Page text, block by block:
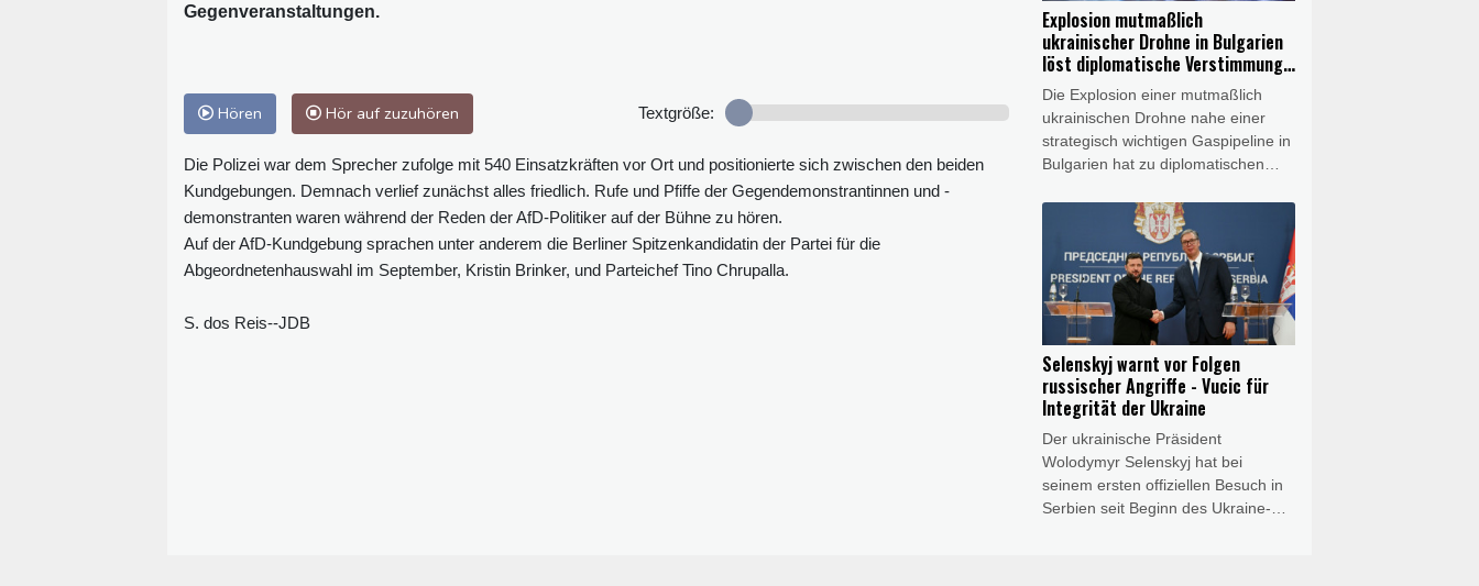
Gegenveranstaltungen.
Hören Hör auf zuzuhören Textgröße:
Die Polizei war dem Sprecher zufolge mit 540 Einsatzkräften vor Ort und positionierte sich zwischen den beiden
Kundgebungen. Demnach verlief zunächst alles friedlich. Rufe und Pfiffe der Gegendemonstrantinnen und -
demonstranten waren während der Reden der AfD-Politiker auf der Bühne zu hören.
Auf der AfD-Kundgebung sprachen unter anderem die Berliner Spitzenkandidatin der Partei für die
Abgeordnetenhauswahl im September, Kristin Brinker, und Parteichef Tino Chrupalla.
S. dos Reis--JDB
Explosion mutmaßlich
ukrainischer Drohne in Bulgarien
löst diplomatische Verstimmung
aus
Die Explosion einer mutmaßlich
ukrainischen Drohne nahe einer
strategisch wichtigen Gaspipeline in
Bulgarien hat zu diplomatischen
Kiew geführt. Nach einer ersten
Untersuchung der Trümmer erklärte
das bulgarische
Verteidigungsministerium am
Samstag, es handle sich um einen
Drohnentyp, der von den
ukrainischen Streitkräften "häufig
verwendet" werde. Außenministerin
Welislawa Petrowa bestellte
daraufhin die ukrainische
Botschafterin für Montag ein. Kiew
bestritt, vorsätzlich ein Fluggerät
nach Bulgarien gelenkt zu haben.
Selenskyj warnt vor Folgen
russischer Angriffe - Vucic für
Integrität der Ukraine
Der ukrainische Präsident
Wolodymyr Selenskyj hat bei
seinem ersten offiziellen Besuch in
Serbien seit Beginn des Ukraine-